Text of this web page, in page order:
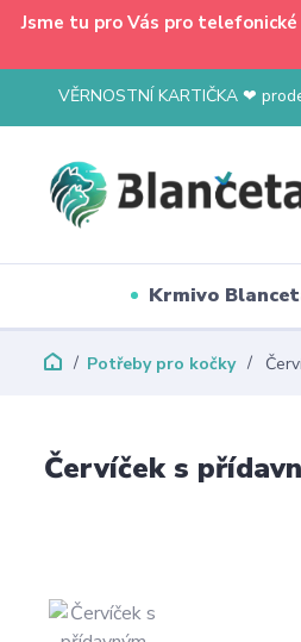
Jsme tu pro Vás pro
VĚRNOSTNÍ KARTIČKA ❤
Krmivo
Potřeby pro kočky
Červíček s